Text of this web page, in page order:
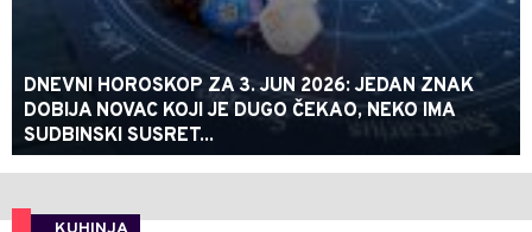
DNEVNI HOROSKOP ZA 3. JUN 2026: JEDAN ZNAK
DOBIJA NOVAC KOJI JE DUGO ČEKAO, NEKO IMA
SUDBINSKI SUSRET...